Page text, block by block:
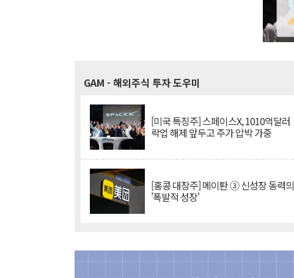
GAM - 해외주식 투자 도우미
[미국 특징주] 스페이스X, 1010억달러
락업 해제 앞두고 주가 압박 가중
[홍콩 대장주] 메이퇀 ③ 신성장 동력의
'폭발적 성장'